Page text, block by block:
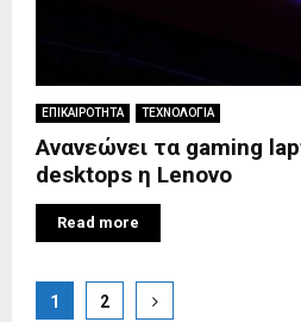
ΕΠΙΚΑΙΡΟΤΗΤΑ ΤΕΧΝΟΛΟΓΙΑ
Ανανεώνει τα gaming
desktops η Lenovo
Read more
Posts
1 2